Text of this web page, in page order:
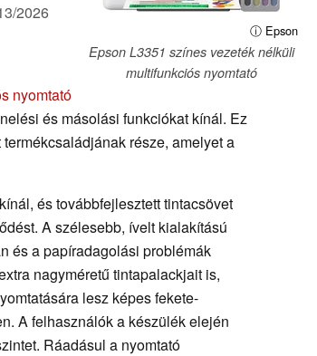
ⓘ Epson
Epson L3351 színes vezeték nélküli
multifunkciós nyomtató
2026
nyomtató
és másolási funkciókat kínál. Ez
része, amelyet a
és továbbfejlesztett tintacsövet
A szélesebb, ívelt kialakítású
és a papíradagolási problémák
nagyméretű tintapalackjait is,
lesz képes fekete-
A felhasználók a készülék elején
Ráadásul a nyomtató